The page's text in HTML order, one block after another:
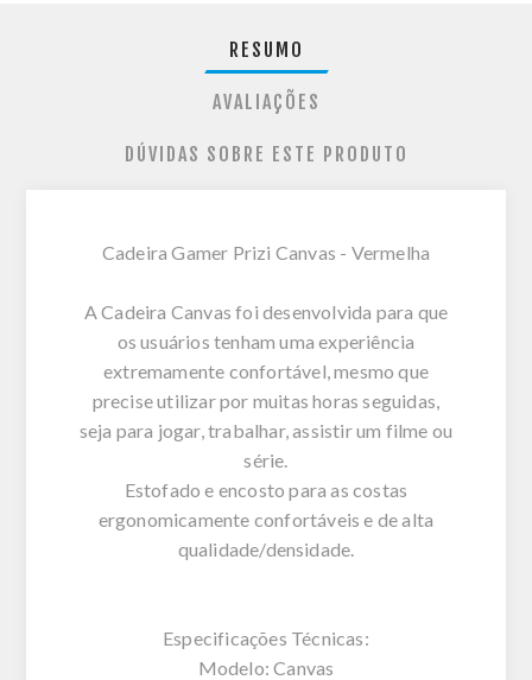
RESUMO
AVALIAÇÕES
DÚVIDAS SOBRE ESTE PRODUTO
Cadeira Gamer Prizi Canvas - Vermelha
A Cadeira Canvas foi desenvolvida para que
os usuários tenham uma experiência
extremamente confortável, mesmo que
precise utilizar por muitas horas seguidas,
seja para jogar, trabalhar, assistir um filme ou
série.
Estofado e encosto para as costas
ergonomicamente confortáveis e de alta
qualidade/densidade.
Especificações Técnicas:
Modelo: Canvas